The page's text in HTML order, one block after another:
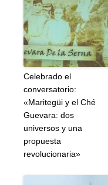
Celebrado el
conversatorio:
«Maritegüi y el Ché
Guevara: dos
universos y una
propuesta
revolucionaria»